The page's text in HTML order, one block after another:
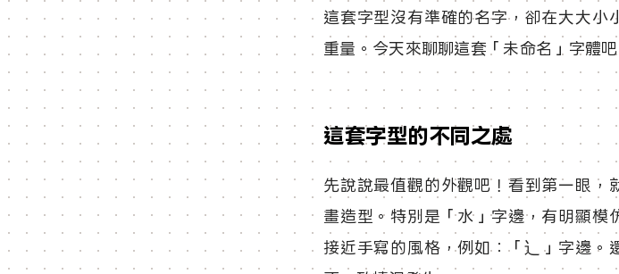
這套字型沒有準確的名字，卻在大大
重量。今天來聊聊這套「未命名」字體
這套字型的不同之處
先說說最值觀的外觀吧！看到第一眼
畫造型。特別是「水」字邊，有明顯
接近手寫的風格，例如：「辶」字邊